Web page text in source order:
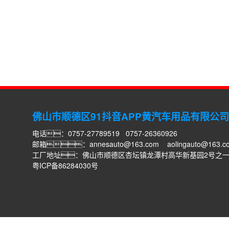
佛山市顺德区91抖音APP黄汽车用品有限公司
电话：0757-27789519 0757-26360926
邮箱： annesauto@163.com
工厂地址：佛山市顺德区杏坛镇龙潭村高华新基园2号之一
粤ICP备86284030号